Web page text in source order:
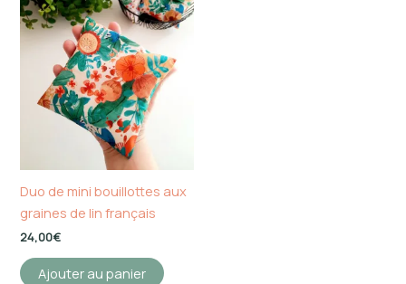
Duo de mini bouillottes aux
graines de lin français
24,00€
Ajouter au panier